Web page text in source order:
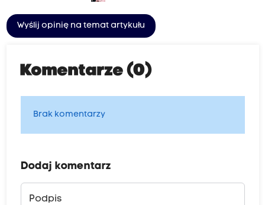
Wyślij opinię na temat artykułu
Komentarze (0)
Brak komentarzy
Dodaj komentarz
Podpis